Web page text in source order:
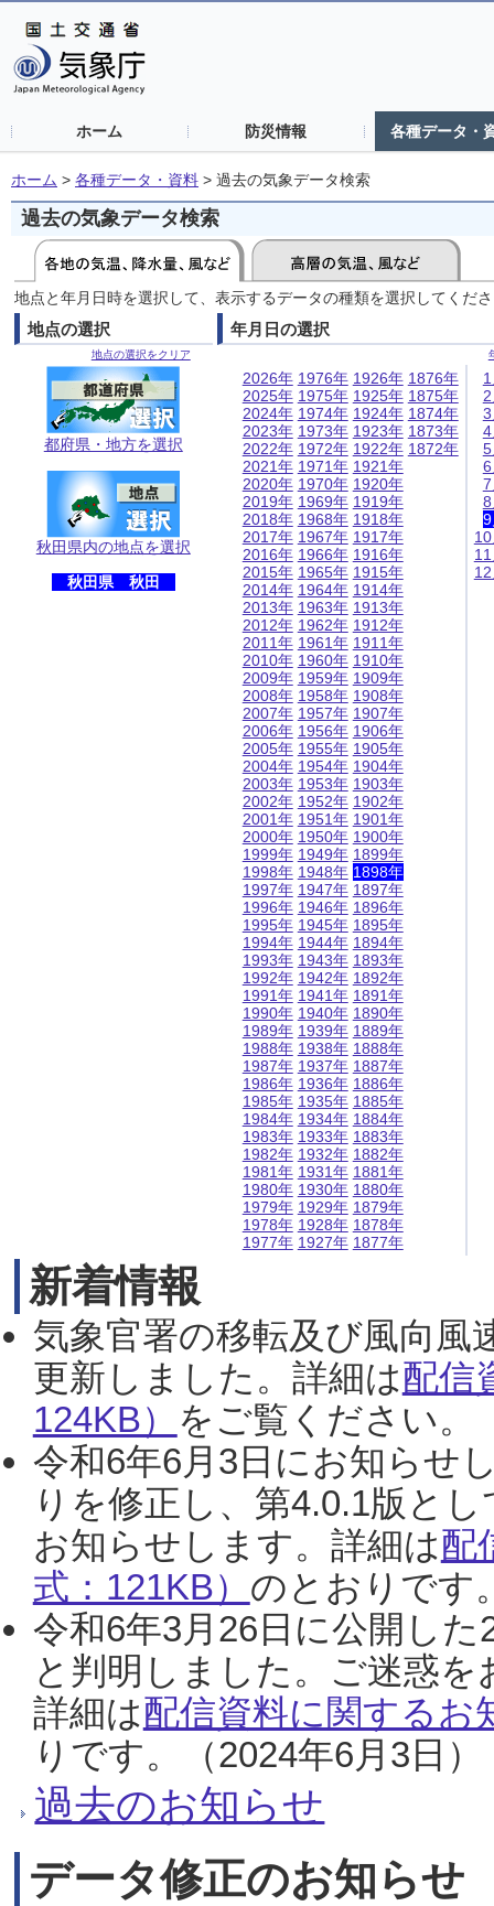
ホーム 防災情報 各種データ・
ホーム > 各種データ・資料 > 過去の気象データ検索
過去の気象データ検索
地点と年月日時を選択して、表示するデータの種類を選択してくだ
地点の選択
地点の選択をクリア
都府県・地方を選択
秋田県内の地点を選択
秋田県 秋田
年月日の選択
2026年
2025年
2024年
2023年
2022年
2021年
2020年
2019年
2018年
2017年
2016年
2015年
2014年
2013年
2012年
2011年
2010年
2009年
2008年
2007年
2006年
2005年
2004年
2003年
2002年
2001年
2000年
1999年
1998年
1997年
1996年
1995年
1994年
1993年
1992年
1991年
1990年
1989年
1988年
1987年
1986年
1985年
1984年
1983年
1982年
1981年
1980年
1979年
1978年
1977年
1976年
1975年
1974年
1973年
1972年
1971年
1970年
1969年
1968年
1967年
1966年
1965年
1964年
1963年
1962年
1961年
1960年
1959年
1958年
1957年
1956年
1955年
1954年
1953年
1952年
1951年
1950年
1949年
1948年
1947年
1946年
1945年
1944年
1943年
1942年
1941年
1940年
1939年
1938年
1937年
1936年
1935年
1934年
1933年
1932年
1931年
1930年
1929年
1928年
1927年
1926年
1925年
1924年
1923年
1922年
1921年
1920年
1919年
1918年
1917年
1916年
1915年
1914年
1913年
1912年
1911年
1910年
1909年
1908年
1907年
1906年
1905年
1904年
1903年
1902年
1901年
1900年
1899年
1898年
1897年
1896年
1895年
1894年
1893年
1892年
1891年
1890年
1889年
1888年
1887年
1886年
1885年
1884年
1883年
1882年
1881年
1880年
1879年
1878年
1877年
1876年
1875年
1874年
1873年
1872年
新着情報
気象官署の移転及び風向風
更新しました。詳細は配信
124KB） をご覧ください。
令和6年6月3日にお知らせ
りを修正し、第4.0.1版と
お知らせします。詳細は配
式：121KB） のとおりです
令和6年3月26日に公開し
と判明しました。ご迷惑
詳細は配信資料に関するお
りです。（2024年6月3日）
過去のお知らせ
データ修正のお知らせ